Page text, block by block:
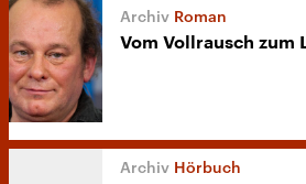
Roman
Vom Vollrausch zum
Hörbuch